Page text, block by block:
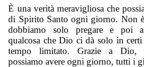
È una verità meravigliosa che
di Spirito Santo ogni giorno. Non
dobbiamo solo pregare e poi
qualcosa che Dio ci dà solo in
tempo limitato. Grazie a Dio,
possiamo avere ogni giorno, tutti i